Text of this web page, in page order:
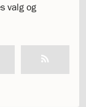
valg og